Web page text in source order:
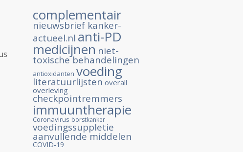
complementair
nieuwsbrief kanker-
actueel.nl anti-PD
medicijnen niet-
toxische behandelingen
antioxidanten voeding
literatuurlijsten overall
overleving
checkpointremmers
immuuntherapie
Coronavirus borstkanker
voedingssuppletie
aanvullende middelen
COVID-19